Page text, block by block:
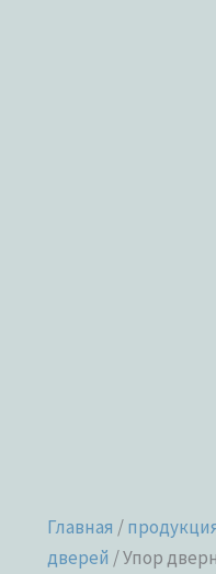
Главная /
дверей / Упор